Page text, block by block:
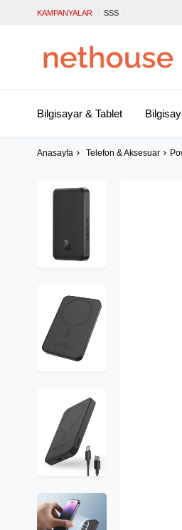
KAMPANYALAR SSS
Bilgisayar & Tablet
Anasayfa Telefon & Aksesuar